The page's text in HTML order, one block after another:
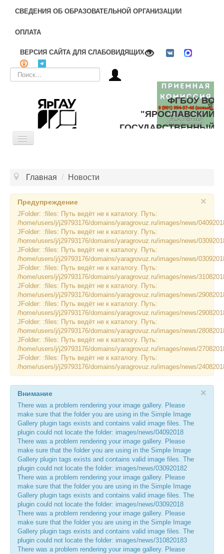
СВЕДЕНИЯ ОБ ОБРАЗОВАТЕЛЬНОЙ ОРГАНИЗАЦИИ
ОПЛАТА
ВЕРСИЯ САЙТА ДЛЯ СЛАБОВИДЯЩИХ
Искать...
ФГБОУ ВО
"ЯРОСЛАВСКИЙ
ГОСУДАРСТВЕННЫЙ
Toggle
ЦЕЛЕВОЕ ОБУЧЕНИЕ
ДОПОЛНИТЕЛЬНОЕ ОБРАЗОВАНИЕ
БИБЛИОТЕКА
ИНОСТРАННЫМ ГРАЖДАНАМ
#БЕРЕГИЗДОРОВЬЕ
АБИТУРИЕНТУ
КОНКУРСНЫЕ СПИСКИ
СПИСКИ ПОСТУПАЮЩИХ
ПОДГОТОВИТЕЛЬНОЕ ОТДЕЛЕНИЕ ДЛЯ ИНОСТРАНЦЕВ
ВЫПУСКНИКУ
ПРИКАЗЫ О ЗАЧИСЛЕНИИ
ЦЕНТР КОМПЕТЕНЦИЙ
НОВОСТИ
ОБРАЗОВАНИЕ
РАБОТА В УНИВЕРСИТЕТЕ
ЦКП АГРОТЕХНОЛОГИИ
НАЦИОНАЛЬНЫЕ ПРОЕКТЫ РОССИИ
МАСТЕР-КЛАССЫ
ЕДИНОЕ ОКНО
НАУКА И МЕЖДУНАРОДНАЯ ДЕЯТЕЛЬНОСТЬ
Главная / Новости
×
Предупреждение
JFolder: :files: Путь ведёт не к каталогу. Путь:
/home/users/j/j29793176/domains/yaragrovuz.ru/images/news/
JFolder: :files: Путь ведёт не к каталогу. Путь:
/home/users/j/j29793176/domains/yaragrovuz.ru/images/news/
JFolder: :files: Путь ведёт не к каталогу. Путь:
/home/users/j/j29793176/domains/yaragrovuz.ru/images/news/
JFolder: :files: Путь ведёт не к каталогу. Путь:
/home/users/j/j29793176/domains/yaragrovuz.ru/images/news/
JFolder: :files: Путь ведёт не к каталогу. Путь:
/home/users/j/j29793176/domains/yaragrovuz.ru/images/news/
JFolder: :files: Путь ведёт не к каталогу. Путь:
/home/users/j/j29793176/domains/yaragrovuz.ru/images/news/
JFolder: :files: Путь ведёт не к каталогу. Путь:
/home/users/j/j29793176/domains/yaragrovuz.ru/images/news/
JFolder: :files: Путь ведёт не к каталогу. Путь:
/home/users/j/j29793176/domains/yaragrovuz.ru/images/news/
JFolder: :files: Путь ведёт не к каталогу. Путь:
/home/users/j/j29793176/domains/yaragrovuz.ru/images/news/
×
Внимание
There was a problem rendering your image gallery. Please
make sure that the folder you are using in the Simple Image
Gallery plugin tags exists and contains valid image files. The
plugin could not locate the folder: images/news/04092018
There was a problem rendering your image gallery. Please
make sure that the folder you are using in the Simple Image
Gallery plugin tags exists and contains valid image files. The
plugin could not locate the folder: images/news/030920182
There was a problem rendering your image gallery. Please
make sure that the folder you are using in the Simple Image
Gallery plugin tags exists and contains valid image files. The
plugin could not locate the folder: images/news/03092018
There was a problem rendering your image gallery. Please
make sure that the folder you are using in the Simple Image
Gallery plugin tags exists and contains valid image files. The
plugin could not locate the folder: images/news/310820183
There was a problem rendering your image gallery. Please